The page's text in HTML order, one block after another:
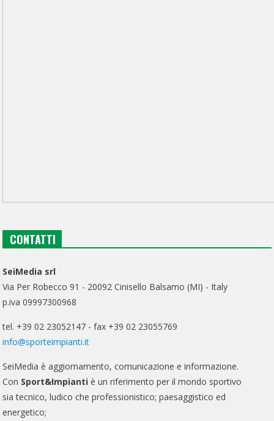
CONTATTI
SeiMedia srl
Via Per Robecco 91 - 20092 Cinisello Balsamo (MI) - Italy
p.iva 09997300968
tel. +39 02 23052147 - fax +39 02 23055769
info@sporteimpianti.it
SeiMedia è aggiornamento, comunicazione e informazione.
Con Sport&Impianti è un riferimento per il mondo sportivo
sia tecnico, ludico che professionistico; paesaggistico ed
energetico;